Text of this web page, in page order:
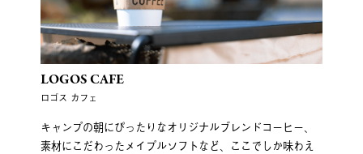
LOGOS CAFE
ロゴス カフェ
キャンプの朝にぴったりなオリジナルブレンドコーヒー、
素材にこだわったメイプルソフトなど、ここでしか味わえ